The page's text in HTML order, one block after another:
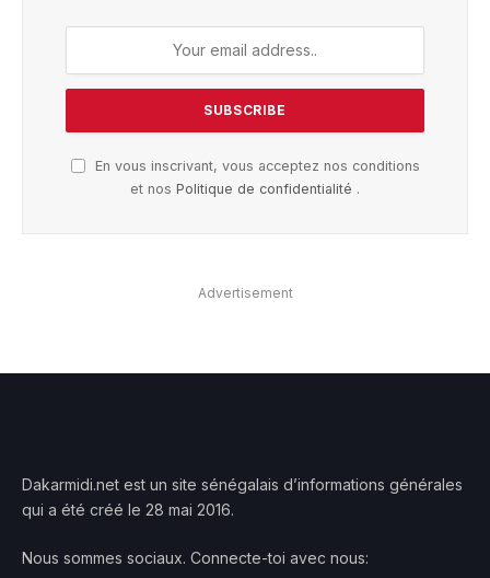
En vous inscrivant, vous acceptez nos conditions
et nos Politique de confidentialité .
Advertisement
Dakarmidi.net est un site sénégalais d’informations générales
qui a été créé le 28 mai 2016.
Nous sommes sociaux. Connecte-toi avec nous: